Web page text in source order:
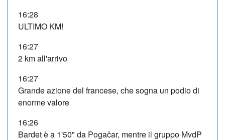
16:28
ULTIMO KM!
16:27
2 km all'arrivo
16:27
Grande azione del francese, che sogna un podio di
enorme valore
16:26
Bardet è a 1'50" da Pogačar, mentre il gruppo MvdP